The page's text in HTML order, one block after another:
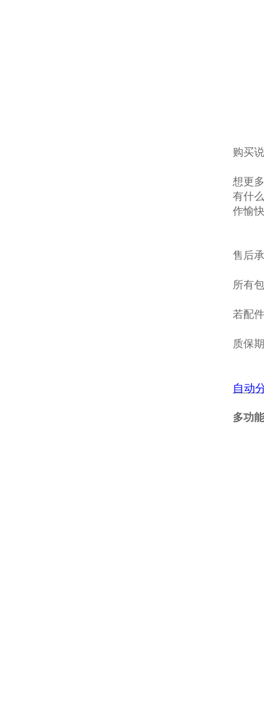
购买
想更
有什
作愉
售后
所有
若配
质保
自动
多功